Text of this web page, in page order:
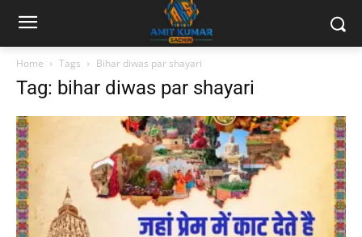
Home Tags Bihar diwas par shayari
Tag: bihar diwas par shayari